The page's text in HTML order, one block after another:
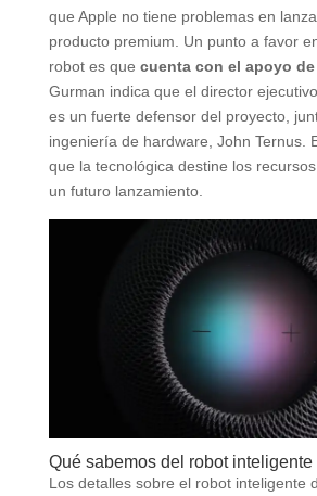
que Apple no tiene problemas en
producto premium. Un punto a favor
robot es que cuenta con el apoyo
Gurman indica que el director
es un fuerte defensor del proyecto,
ingeniería de hardware, John Ternus.
que la tecnológica destine los
un futuro lanzamiento.
Qué sabemos del robot inteligente
Los detalles sobre el robot inteligente